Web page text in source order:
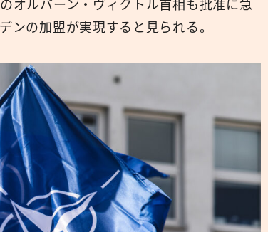
危機管理
オルバーン・ヴィクトル首相も批准に急
ンの加盟が実現すると見られる。